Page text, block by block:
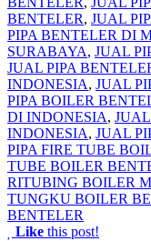
BENTELER, JUAL
PIPA BENTELER DI
SURABAYA, JUAL
JUAL PIPA
INDONESIA, JUAL
PIPA BOILER
DI INDONESIA,
INDONESIA, JUAL
PIPA FIRE TUBE
TUBE BOILER
RITUBING BOILER
TUNGKU BOILER
BENTELER
Like this post!